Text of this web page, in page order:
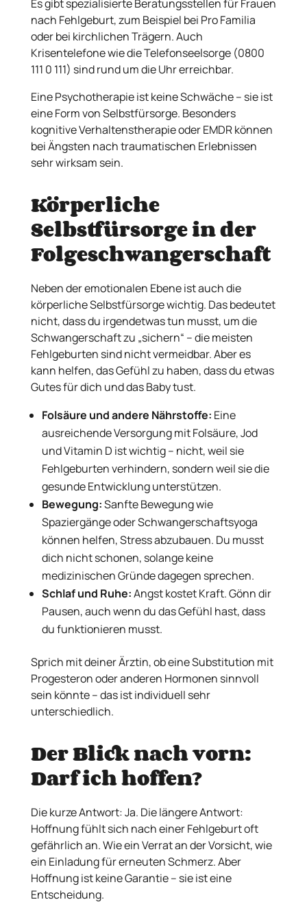
Es gibt spezialisierte Beratungsstellen für Frauen
nach Fehlgeburt, zum Beispiel bei Pro Familia
oder bei kirchlichen Trägern. Auch
Krisentelefone wie die Telefonseelsorge (0800
111 0 111) sind rund um die Uhr erreichbar.
Eine Psychotherapie ist keine Schwäche – sie ist
eine Form von Selbstfürsorge. Besonders
kognitive Verhaltenstherapie oder EMDR können
bei Ängsten nach traumatischen Erlebnissen
sehr wirksam sein.
Körperliche
Selbstfürsorge in der
Folgeschwangerschaft
Neben der emotionalen Ebene ist auch die
körperliche Selbstfürsorge wichtig. Das bedeutet
nicht, dass du irgendetwas tun musst, um die
Schwangerschaft zu „sichern“ – die meisten
Fehlgeburten sind nicht vermeidbar. Aber es
kann helfen, das Gefühl zu haben, dass du etwas
Gutes für dich und das Baby tust.
Folsäure und andere Nährstoffe: Eine
ausreichende Versorgung mit Folsäure, Jod
und Vitamin D ist wichtig – nicht, weil sie
Fehlgeburten verhindern, sondern weil sie die
gesunde Entwicklung unterstützen.
Bewegung:Sanfte Bewegung wie
Spaziergänge oder Schwangerschaftsyoga
können helfen, Stress abzubauen. Du musst
dich nicht schonen, solange keine
medizinischen Gründe dagegen sprechen.
Schlaf und Ruhe:Angst kostet Kraft. Gönn dir
Pausen, auch wenn du das Gefühl hast, dass
du funktionieren musst.
Sprich mit deiner Ärztin, ob eine Substitution mit
Progesteron oder anderen Hormonen sinnvoll
sein könnte – das ist individuell sehr
unterschiedlich.
Der Blick nach vorn:
Darf ich hoffen?
Die kurze Antwort: Ja. Die längere Antwort:
Hoffnung fühlt sich nach einer Fehlgeburt oft
gefährlich an. Wie ein Verrat an der Vorsicht, wie
ein Einladung für erneuten Schmerz. Aber
Hoffnung ist keine Garantie – sie ist eine
Entscheidung.